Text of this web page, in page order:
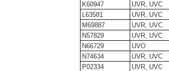
K60947
UVR, UVC
L63581
UVR, UVC
M69887
UVR, UVC
N57829
UVR, UVC
N66729
UVO
N74634
UVR, UVC
P02334
UVR, UVC